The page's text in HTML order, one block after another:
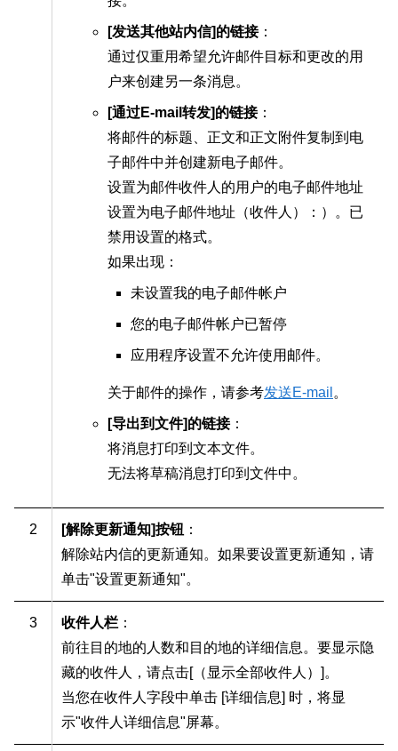
[发送其他站内信]的链接：
通过仅重用希望允许邮件目标和更改的用
户来创建另一条消息。
[通过E-mail转发]的链接：
将邮件的标题、正文和正文附件复制到电
子邮件中并创建新电子邮件。
设置为邮件收件人的用户的电子邮件地址
设置为电子邮件地址（收件人）：）。已
禁用设置的格式。
如果出现：
未设置我的电子邮件帐户
您的电子邮件帐户已暂停
应用程序设置不允许使用邮件。
关于邮件的操作，请参考发送E-mail 。
[导出到文件]的链接：
将消息打印到文本文件。
无法将草稿消息打印到文件中。
2 [解除更新通知]按钮 ：
解除站内信的更新通知。如果要设置更新通知，请
单击"设置更新通知"。
3 收件人栏 ：
前往目的地的人数和目的地的详细信息。要显示隐
藏的收件人，请点击[（显示全部收件人）]。
当您在收件人字段中单击 [详细信息] 时，将显
示"收件人详细信息"屏幕。